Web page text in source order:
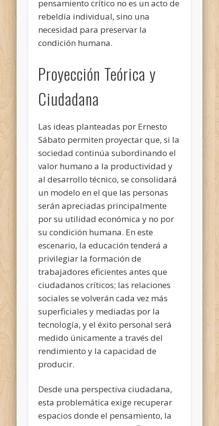
pensamiento crítico no es un acto de
rebeldía individual, sino una
necesidad para preservar la
condición humana.
Proyección Teórica y
Ciudadana
Las ideas planteadas por Ernesto
Sábato permiten proyectar que, si la
sociedad continúa subordinando el
valor humano a la productividad y
al desarrollo técnico, se consolidará
un modelo en el que las personas
serán apreciadas principalmente
por su utilidad económica y no por
su condición humana. En este
escenario, la educación tenderá a
privilegiar la formación de
trabajadores eficientes antes que
ciudadanos críticos; las relaciones
sociales se volverán cada vez más
superficiales y mediadas por la
tecnología, y el éxito personal será
medido únicamente a través del
rendimiento y la capacidad de
producir.
Desde una perspectiva ciudadana,
esta problemática exige recuperar
espacios donde el pensamiento, la